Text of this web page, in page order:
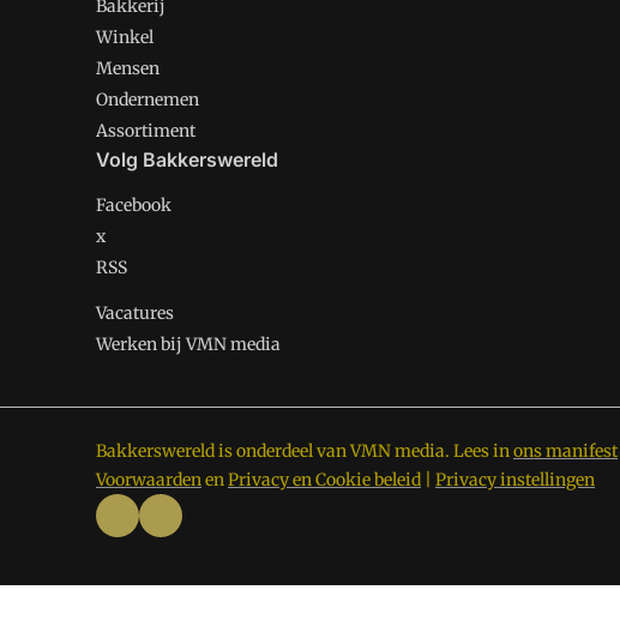
Bakkerij
Winkel
Mensen
Ondernemen
Assortiment
Volg Bakkerswereld
Facebook
x
RSS
Vacatures
Werken bij VMN media
Bakkerswereld is onderdeel van VMN media. Lees inons manifest
VoorwaardenenPrivacy en Cookie beleid Privacy instellingen